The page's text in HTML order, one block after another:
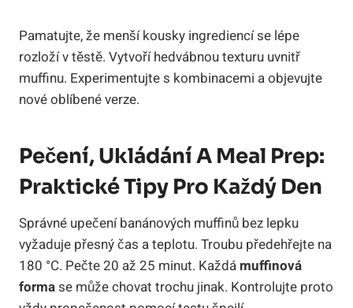
Pamatujte, že menší kousky ingrediencí se lépe
rozloží v těstě. Vytvoří hedvábnou texturu uvnitř
muffinu. Experimentujte s kombinacemi a objevujte
nové oblíbené verze.
Pečení, Ukládání A Meal Prep:
Praktické Tipy Pro Každý Den
Správné upečení banánových muffinů bez lepku
vyžaduje přesný čas a teplotu. Troubu předehřejte na
180 °C. Pečte 20 až 25 minut. Každá muffinová
formase může chovat trochu jinak. Kontrolujte proto